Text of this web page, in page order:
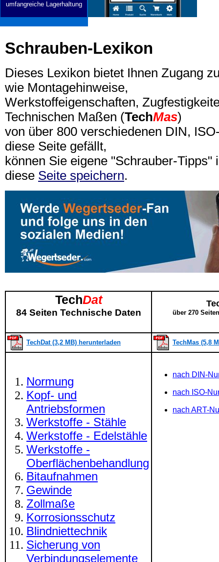
umfangreiche Lagerhaltung
Schrauben-Lexikon
Dieses Lexikon bietet Ihnen Zugang
wie Montagehinweise,
Werkstoffeigenschaften,
Technischen Maßen (TechMas)
von über 800 verschiedenen DIN,
diese Seite gefällt,
können Sie eigene "Schrauber-Tipps"
diese Seite speichern.
TechDat
84 Seiten Technische Daten über 270
TechDat (3,2 MB) herunterladen TechMas (5,8
Normung
Kopf- und
Antriebsformen
Werkstoffe - Stähle
Werkstoffe - Edelstähle
Werkstoffe -
Oberflächenbehandlung
Bitaufnahmen
Gewinde
Zollmaße
Korrosionsschutz
Blindniettechnik
Sicherung von
Verbindungselemente
nach DIN-
nach ISO-
nach ART-